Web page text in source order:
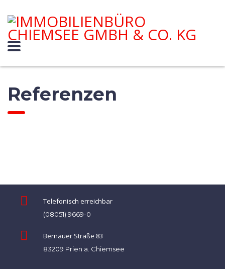
Referenzen
Telefonisch erreichbar
(08051) 9669-0
Bernauer Straße 83
83209 Prien a. Chiemsee